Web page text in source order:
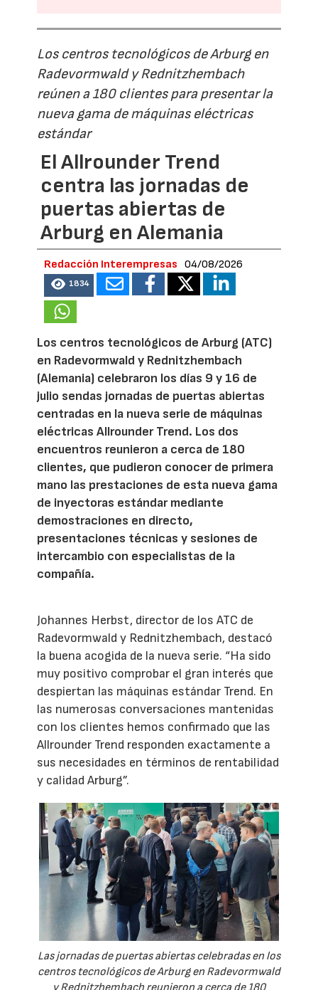
Los centros tecnológicos de Arburg en
Radevormwald y Rednitzhembach
reúnen a 180 clientes para presentar la
nueva gama de máquinas eléctricas
estándar
El Allrounder Trend
centra las jornadas de
puertas abiertas de
Arburg en Alemania
Redacción Interempresas 04/08/2026
1834
Los centros tecnológicos de Arburg (ATC)
en Radevormwald y Rednitzhembach
(Alemania) celebraron los días 9 y 16 de
julio sendas jornadas de puertas abiertas
centradas en la nueva serie de máquinas
eléctricas Allrounder Trend. Los dos
encuentros reunieron a cerca de 180
clientes, que pudieron conocer de primera
mano las prestaciones de esta nueva gama
de inyectoras estándar mediante
demostraciones en directo,
presentaciones técnicas y sesiones de
intercambio con especialistas de la
compañía.
Johannes Herbst, director de los ATC de
Radevormwald y Rednitzhembach, destacó
la buena acogida de la nueva serie. “Ha sido
muy positivo comprobar el gran interés que
despiertan las máquinas estándar Trend. En
las numerosas conversaciones mantenidas
con los clientes hemos confirmado que las
Allrounder Trend responden exactamente a
sus necesidades en términos de rentabilidad
y calidad Arburg”.
Las jornadas de puertas abiertas celebradas en los
centros tecnológicos de Arburg en Radevormwald